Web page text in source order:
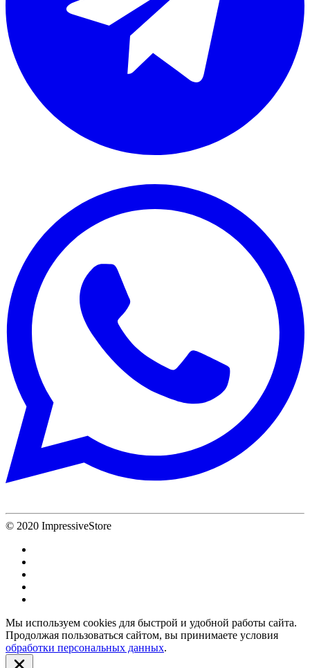
© 2020 ImpressiveStore
Мы используем cookies для быстрой и удобной работы сайта.
Продолжая пользоваться сайтом, вы принимаете условия
обработки персональных данных.